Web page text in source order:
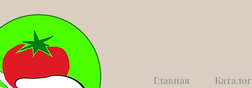
Главная Каталог